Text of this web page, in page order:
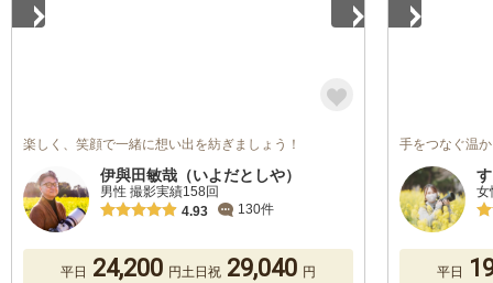
楽しく、笑顔で一緒に想い出を紡ぎましょう！
伊與田敏哉（いよだとしや）
男性 撮影実績158回
4.93
130件
平日 24,200 円土日祝 29,040 円
手をつなぐ温
女
平日